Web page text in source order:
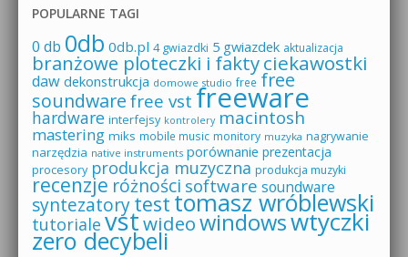
POPULARNE TAGI
0 db 0db 0db.pl 4 gwiazdki 5 gwiazdek aktualizacja
branżowe ploteczki i faktyciekawostki
daw dekonstrukcja domowe studio free free
soundware free vst freeware
hardware interfejsy kontrolery macintosh
mastering miks mobile music monitory muzyka nagrywanie
narzędzia native instruments porównanie prezentacja
procesory produkcja muzyczna produkcja muzyki
recenzje różności software soundware
syntezatorytesttomasz wróblewski
tutoriale vstwideowindowswtyczki
zero decybeli